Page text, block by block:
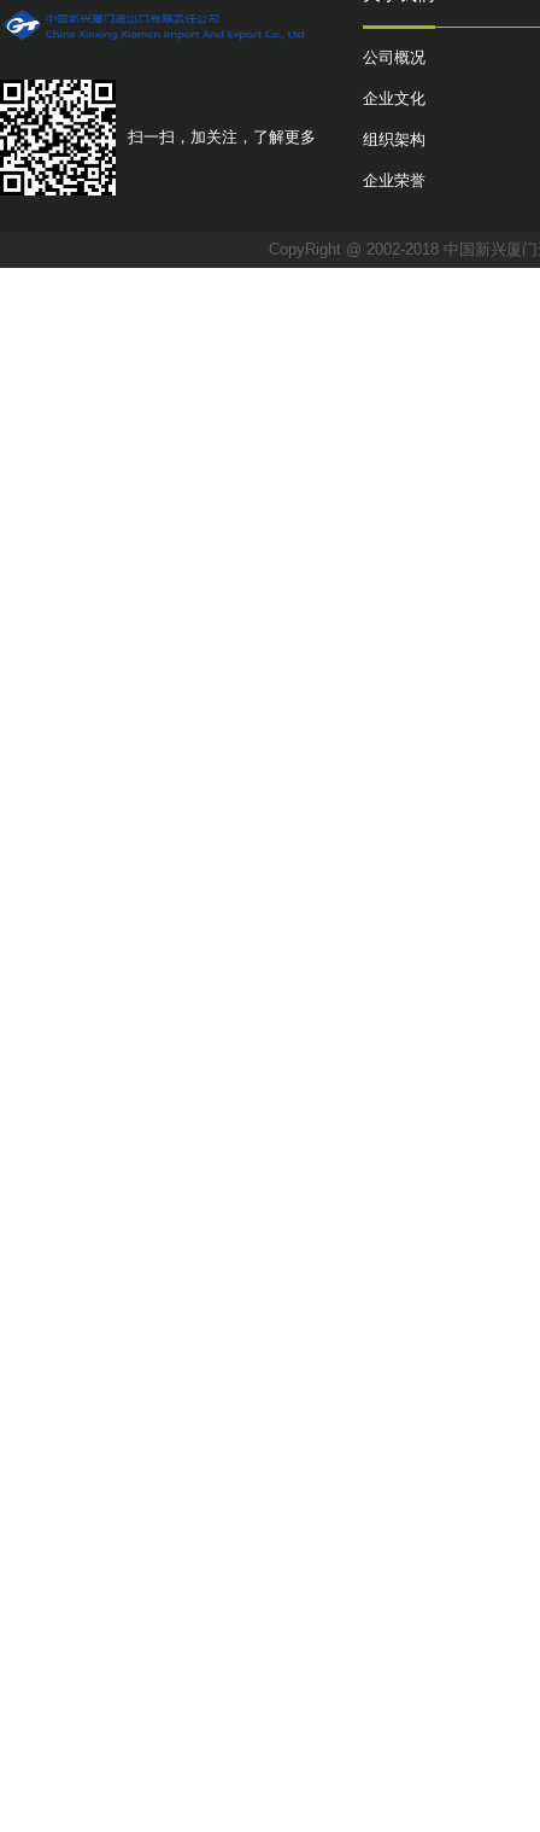
扫一扫，加关注，了解更多
公司概况
企业文化
组织架构
企业荣誉
CopyRight @ 2002-2018 中国新兴厦